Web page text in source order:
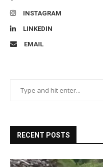
INSTAGRAM
LINKEDIN
EMAIL
RECENT POSTS